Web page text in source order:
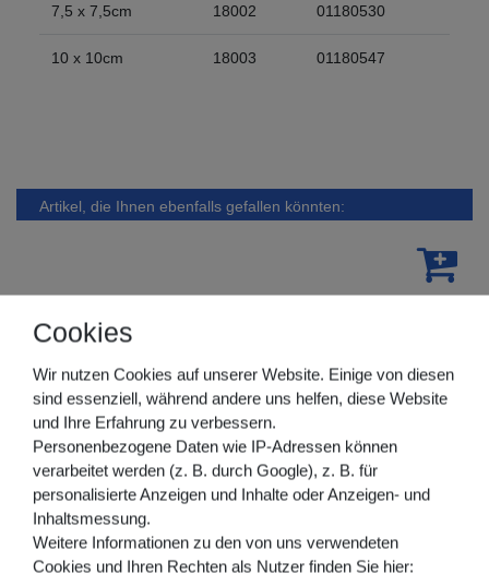
7,5 x 7,5cm 18002 01180530
10 x 10cm 18003 01180547
Artikel, die Ihnen ebenfalls gefallen könnten:
Cookies
Wir nutzen Cookies auf unserer Website. Einige von diesen
sind essenziell, während andere uns helfen, diese Website
und Ihre Erfahrung zu verbessern.
Personenbezogene Daten wie IP-Adressen können
verarbeitet werden (z. B. durch Google), z. B. für
personalisierte Anzeigen und Inhalte oder Anzeigen- und
Inhaltsmessung.
Weitere Informationen zu den von uns verwendeten
Cookies und Ihren Rechten als Nutzer finden Sie hier: